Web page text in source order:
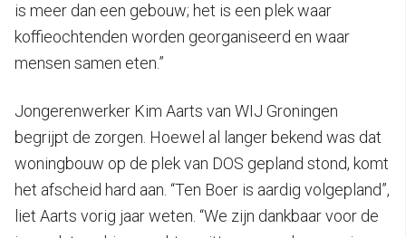
is meer dan een gebouw; het is een plek waar
koffieochtenden worden georganiseerd en waar
mensen samen eten.”
Jongerenwerker Kim Aarts van WIJ Groningen
begrijpt de zorgen. Hoewel al langer bekend was dat
woningbouw op de plek van DOS gepland stond, komt
het afscheid hard aan. “Ten Boer is aardig volgepland”,
liet Aarts vorig jaar weten. “We zijn dankbaar voor de